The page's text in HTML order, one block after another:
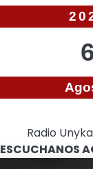
Radio
ESCUCHANOS